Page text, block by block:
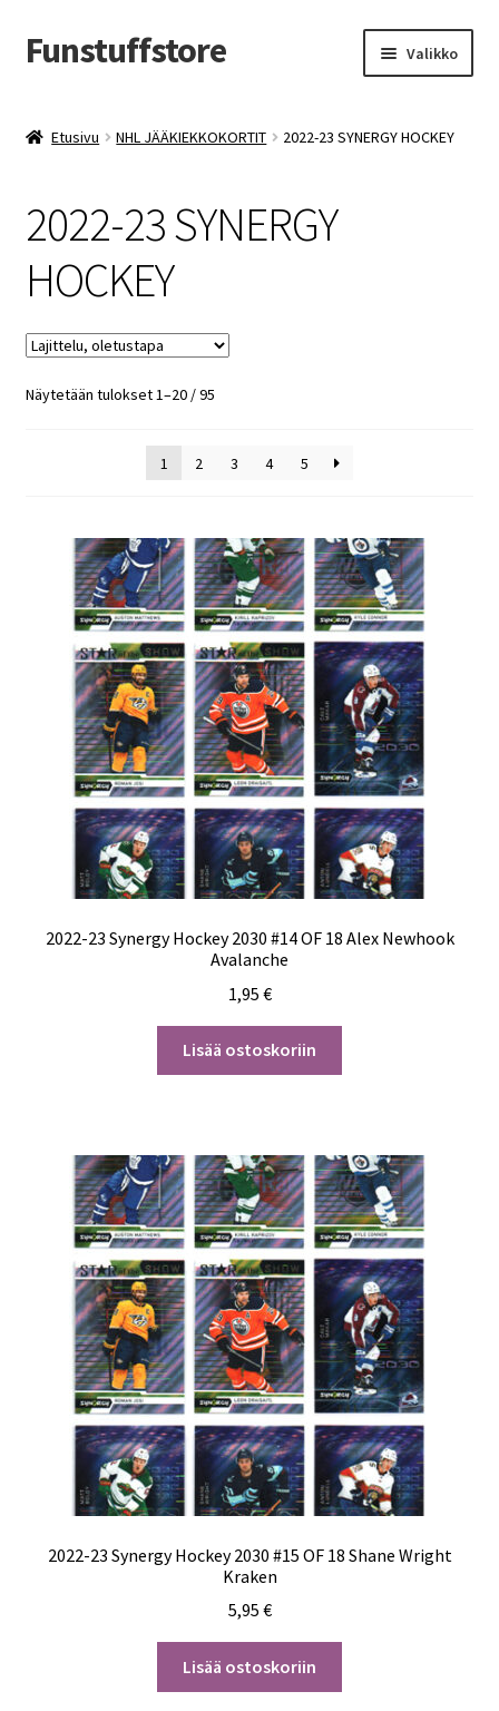
Siirry
navigointiin
Siirry
sisältöön
Funstuffstore Valikko
Etusivu NHL JÄÄKIEKKOKORTIT 2022-23 SYNERGY HOCKEY
2022-23 SYNERGY
HOCKEY
Näytetään tulokset 1–20 / 95
1 2 3 4 5
2022-23 Synergy Hockey 2030 #14 OF 18 Alex Newhook
Avalanche
1,95 €
Lisää ostoskoriin
2022-23 Synergy Hockey 2030 #15 OF 18 Shane Wright
Kraken
5,95 €
Lisää ostoskoriin